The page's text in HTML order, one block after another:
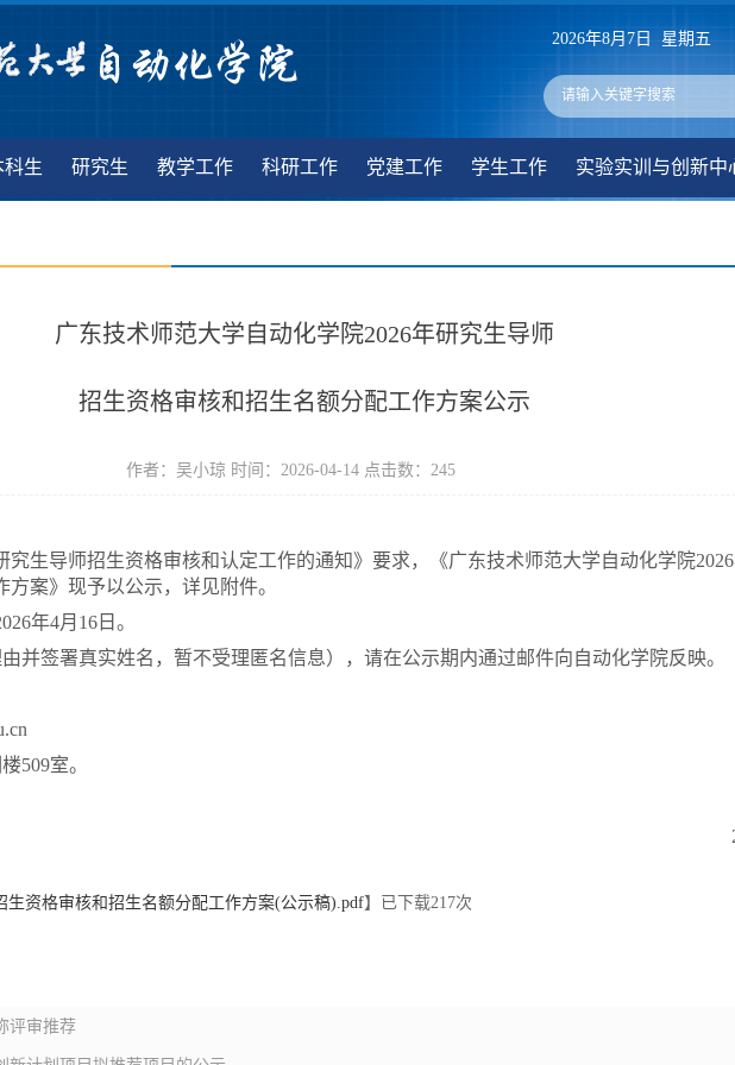
2026年8月7日 星期五
科生 研究生 教学工作 科研工作 党建工作 学生工作 实验实训与创新中
广东技术师范大学自动化学院2026年研究生导师
招生资格审核和招生名额分配工作方案公示
作者：吴小琼 时间：2026-04-14 点击数： 245
究生导师招生资格审核和认定工作的通知》要求，《广东技术师范大学自动化学院
案》现予以公示，详见附件。
年4月16日。
并签署真实姓名，暂不受理匿名信息），请在公示期内通过邮件向自动化学院反映。
509室。
生资格审核和招生名额分配工作方案(公示稿).pdf】已下载217次
评审推荐